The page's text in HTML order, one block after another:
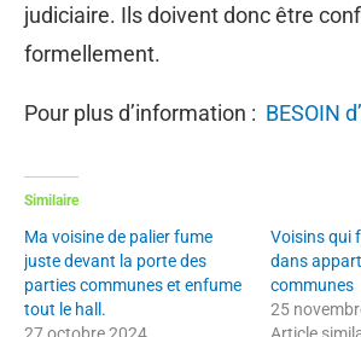
judiciaire. Ils doivent donc être
formellement.
Pour plus d’information : BESOIN
Similaire
Ma voisine de palier fume
juste devant la porte des
parties communes et enfume
tout le hall.
Voisins qui
dans
communes
25